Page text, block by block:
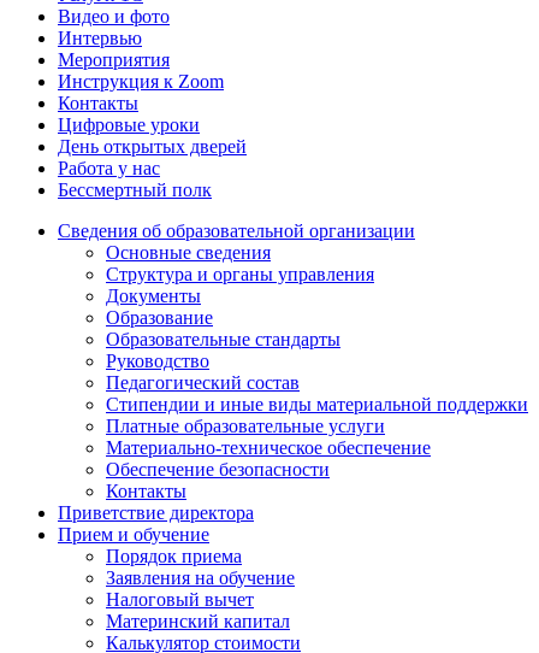
Видео и фото
Интервью
Мероприятия
Инструкция к Zoom
Контакты
Цифровые уроки
День открытых дверей
Работа у нас
Бессмертный полк
Сведения об образовательной организации
Основные сведения
Структура и органы управления
Документы
Образование
Образовательные стандарты
Руководство
Педагогический состав
Стипендии и иные виды материальной поддержки
Платные образовательные услуги
Материально-техническое обеспечение
Обеспечение безопасности
Контакты
Приветствие директора
Прием и обучение
Порядок приема
Заявления на обучение
Налоговый вычет
Материнский капитал
Калькулятор стоимости